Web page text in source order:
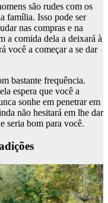
são rudes com os
família. Isso pode ser
nas compras e na
a comida dela a deixará à
você a começar a se dar
bastante frequência.
espera que você a
sonhe em penetrar em
não hesitará em lhe dar
seria bom para você.